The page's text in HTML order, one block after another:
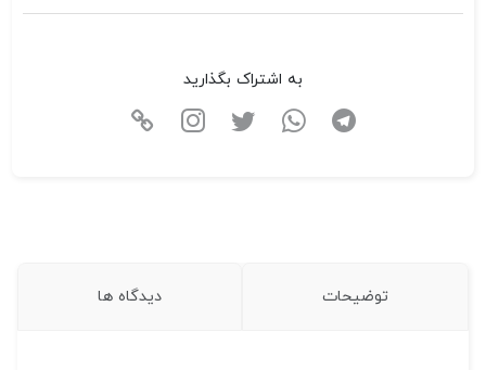
به اشتراک بگذارید
توضیحات دیدگاه ها